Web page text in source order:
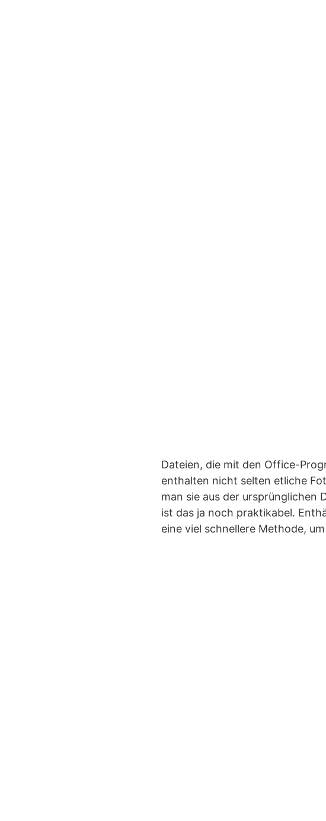
Dateien, die mit den Office-
enthalten nicht selten etliche
man sie aus der ursprünglichen
ist das ja noch praktikabel.
eine viel schnellere Methode,